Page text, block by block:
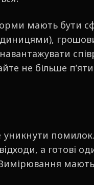
мають бути
не більше
уникнути
а готові